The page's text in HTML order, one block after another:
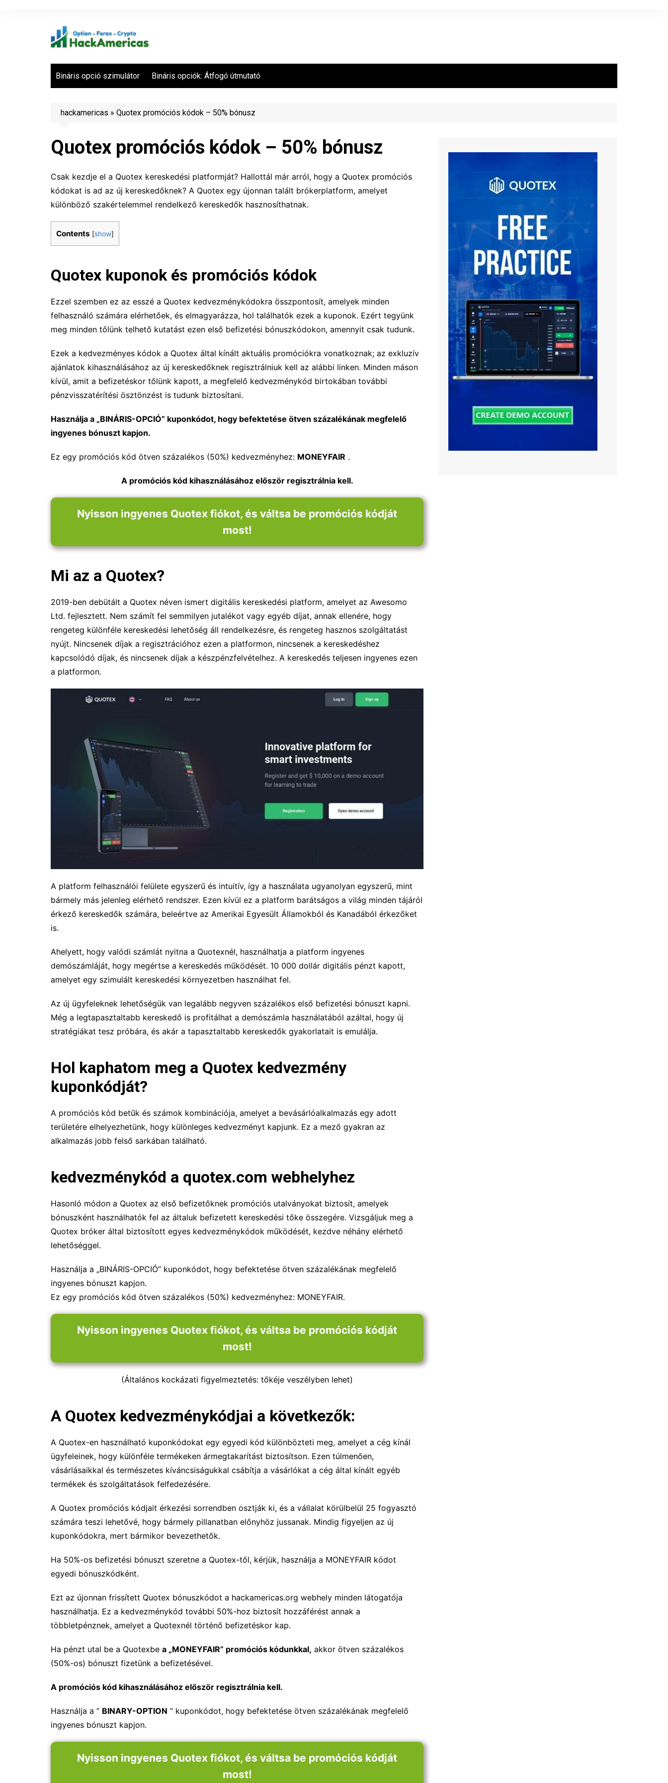
Bináris opció szimulátor Bináris opciók: Átfogó útmutató
hackamericas » Quotex promóciós kódok – 50% bónusz
Quotex promóciós kódok – 50% bónusz
Csak kezdje el a Quotex kereskedési platformját? Hallottál már arról, hogy a Quotex promóciós
kódokat is ad az új kereskedőknek? A Quotex egy újonnan talált brókerplatform, amelyet
különböző szakértelemmel rendelkező kereskedők hasznosíthatnak.
Contents [show]
Quotex kuponok és promóciós kódok
Ezzel szemben ez az esszé a Quotex kedvezménykódokra összpontosít, amelyek minden
felhasználó számára elérhetőek, és elmagyarázza, hol találhatók ezek a kuponok. Ezért tegyünk
meg minden tőlünk telhető kutatást ezen első befizetési bónuszkódokon, amennyit csak tudunk.
Ezek a kedvezményes kódok a Quotex által kínált aktuális promóciókra vonatkoznak; az exkluzív
ajánlatok kihasználásához az új kereskedőknek regisztrálniuk kell az alábbi linken. Minden máson
kívül, amit a befizetéskor tőlünk kapott, a megfelelő kedvezménykód birtokában további
pénzvisszatérítési ösztönzést is tudunk biztosítani.
Használja a „BINÁRIS-OPCIÓ” kuponkódot, hogy befektetése ötven százalékának megfelelő
ingyenes bónuszt kapjon.
Ez egy promóciós kód ötven százalékos (50%) kedvezményhez: MONEYFAIR .
A promóciós kód kihasználásához először regisztrálnia kell.
Nyisson ingyenes Quotex fiókot, és váltsa be promóciós kódját
most!
Mi az a Quotex?
2019-ben debütált a Quotex néven ismert digitális kereskedési platform, amelyet az Awesomo
Ltd. fejlesztett. Nem számít fel semmilyen jutalékot vagy egyéb díjat, annak ellenére, hogy
rengeteg különféle kereskedési lehetőség áll rendelkezésre, és rengeteg hasznos szolgáltatást
nyújt. Nincsenek díjak a regisztrációhoz ezen a platformon, nincsenek a kereskedéshez
kapcsolódó díjak, és nincsenek díjak a készpénzfelvételhez. A kereskedés teljesen ingyenes ezen
a platformon.
A platform felhasználói felülete egyszerű és intuitív, így a használata ugyanolyan egyszerű, mint
bármely más jelenleg elérhető rendszer. Ezen kívül ez a platform barátságos a világ minden tájáról
érkező kereskedők számára, beleértve az Amerikai Egyesült Államokból és Kanadából érkezőket
is.
Ahelyett, hogy valódi számlát nyitna a Quotexnél, használhatja a platform ingyenes
demószámláját, hogy megértse a kereskedés működését. 10 000 dollár digitális pénzt kapott,
amelyet egy szimulált kereskedési környezetben használhat fel.
Az új ügyfeleknek lehetőségük van legalább negyven százalékos első befizetési bónuszt kapni.
Még a legtapasztaltabb kereskedő is profitálhat a demószámla használatából azáltal, hogy új
stratégiákat tesz próbára, és akár a tapasztaltabb kereskedők gyakorlatait is emulálja.
Hol kaphatom meg a Quotex kedvezmény
kuponkódját?
A promóciós kód betűk és számok kombinációja, amelyet a bevásárlóalkalmazás egy adott
területére elhelyezhetünk, hogy különleges kedvezményt kapjunk. Ez a mező gyakran az
alkalmazás jobb felső sarkában található.
kedvezménykód a quotex.com webhelyhez
Hasonló módon a Quotex az első befizetőknek promóciós utalványokat biztosít, amelyek
bónuszként használhatók fel az általuk befizetett kereskedési tőke összegére. Vizsgáljuk meg a
Quotex bróker által biztosított egyes kedvezménykódok működését, kezdve néhány elérhető
lehetőséggel.
Használja a „BINÁRIS-OPCIÓ” kuponkódot, hogy befektetése ötven százalékának megfelelő
ingyenes bónuszt kapjon.
Ez egy promóciós kód ötven százalékos (50%) kedvezményhez: MONEYFAIR.
Nyisson ingyenes Quotex fiókot, és váltsa be promóciós kódját
most!
(Általános kockázati figyelmeztetés: tőkéje veszélyben lehet)
A Quotex kedvezménykódjai a következők:
A Quotex-en használható kuponkódokat egy egyedi kód különbözteti meg, amelyet a cég kínál
ügyfeleinek, hogy különféle termékeken ármegtakarítást biztosítson. Ezen túlmenően,
vásárlásaikkal és természetes kíváncsiságukkal csábítja a vásárlókat a cég által kínált egyéb
termékek és szolgáltatások felfedezésére.
A Quotex promóciós kódjait érkezési sorrendben osztják ki, és a vállalat körülbelül 25 fogyasztó
számára teszi lehetővé, hogy bármely pillanatban előnyhöz jussanak. Mindig figyeljen az új
kuponkódokra, mert bármikor bevezethetők.
Ha 50%-os befizetési bónuszt szeretne a Quotex-től, kérjük, használja a MONEYFAIR kódot
egyedi bónuszkódként.
Ezt az újonnan frissített Quotex bónuszkódot a hackamericas.org webhely minden látogatója
használhatja. Ez a kedvezménykód további 50%-hoz biztosít hozzáférést annak a
többletpénznek, amelyet a Quotexnél történő befizetéskor kap.
Ha pénzt utal be a Quotexbe a „MONEYFAIR” promóciós kódunkkal, akkor ötven százalékos
(50%-os) bónuszt fizetünk a befizetésével.
A promóciós kód kihasználásához először regisztrálnia kell.
Használja a ” BINARY-OPTION ” kuponkódot, hogy befektetése ötven százalékának megfelelő
ingyenes bónuszt kapjon.
Nyisson ingyenes Quotex fiókot, és váltsa be promóciós kódját
most!